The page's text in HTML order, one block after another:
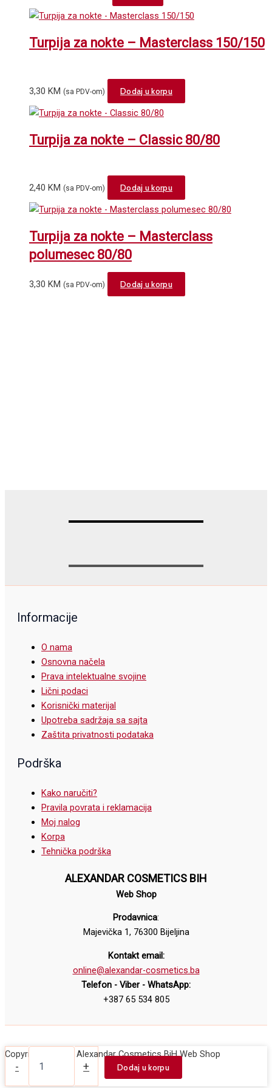
product
has
multiple
variants.
options
may
be
on
Turpija za nokte – Masterclass 150/150
3,30 KM (sa PDV-om) Dodaj u korpu
Turpija za nokte – Classic 80/80
2,40 KM (sa PDV-om) Dodaj u korpu
Turpija za nokte – Masterclass
polumesec 80/80
3,30 KM (sa PDV-om) Dodaj u korpu
Informacije
O nama
Osnovna načela
Prava intelektualne svojine
Lični podaci
Korisnički materijal
Upotreba sadržaja sa sajta
Zaštita privatnosti podataka
Podrška
Kako naručiti?
Pravila povrata i reklamacija
Moj nalog
Korpa
Tehnička podrška
ALEXANDAR COSMETICS BIH
Web Shop
Prodavnica:
Majevička 1, 76300 Bijeljina
Kontakt email:
online@alexandar-cosmetics.ba
Telefon - Viber - WhatsApp:
+387 65 534 805
Copyright © 2026 Alexandar Cosmetics BiH Web Shop
-
Turpija
+ Dodaj u korpu